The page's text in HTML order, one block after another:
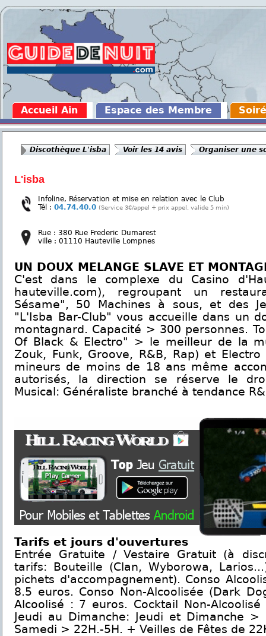
Accueil Ain Espace des Membre
Discothèque L'isba Voir les 14 avis Organiser une
L'isba
Infoline, Réservation et mise en relation avec le Club
Tél : 04.74.40.0 (Service 3€/appel + prix appel, valide 5 min)
Rue : 380 Rue Frederic Dumarest
ville : 01110 Hauteville Lompnes
UN DOUX MELANGE SLAVE ET
C'est dans le complexe du Casino
hauteville.com), regroupant un
Sésame", 50 Machines à sous, et des
"L'Isba Bar-Club" vous accueille dans un
montagnard. Capacité > 300 personnes.
Of Black & Electro" > le meilleur de la
Zouk, Funk, Groove, R&B, Rap) et Electro
mineurs de moins de 18 ans même
autorisés, la direction se réserve le
Musical: Généraliste branché à tendance
Tarifs et jours d'ouvertures
Entrée Gratuite / Vestaire Gratuit (à
tarifs: Bouteille (Clan, Wyborowa,
pichets d'accompagnement). Conso
8.5 euros. Conso Non-Alcoolisée (Dark
Alcoolisé : 7 euros. Cocktail Non-
Jeudi au Dimanche: Jeudi et Dimanche >
Samedi > 22H.-5H. + Veilles de Fêtes de